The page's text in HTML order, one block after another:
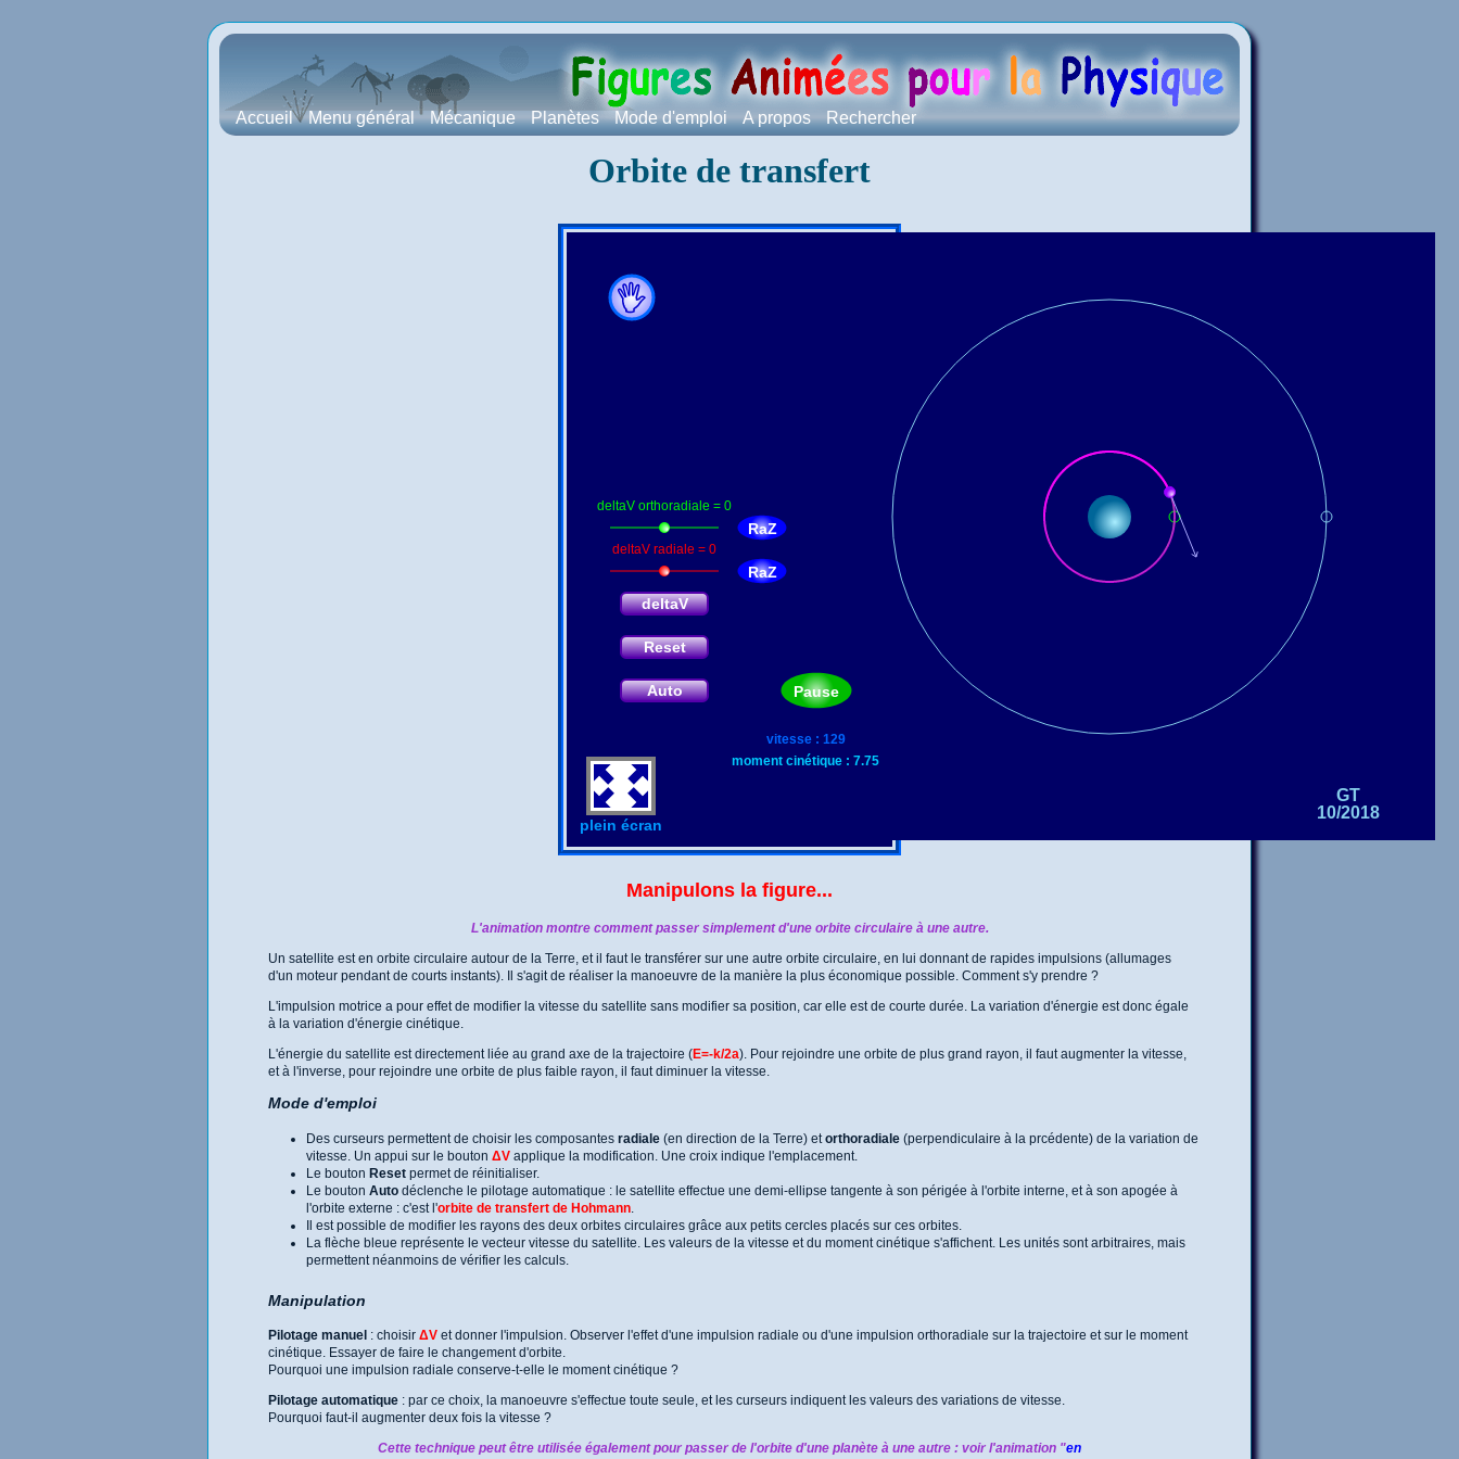
Accueil Menu général Mécanique Planètes Mode d'emploi A propos Rechercher
Orbite de transfert
Manipulons la figure...
L'animation montre comment passer simplement d'une orbite circulaire à une autre.
Un satellite est en orbite circulaire autour de la Terre, et il faut le transférer sur une autre orbite circulaire, en lui donnant de rapides impulsions (allumages
d'un moteur pendant de courts instants). Il s'agit de réaliser la manoeuvre de la manière la plus économique possible. Comment s'y prendre ?
L'impulsion motrice a pour effet de modifier la vitesse du satellite sans modifier sa position, car elle est de courte durée. La variation d'énergie est donc égale
à la variation d'énergie cinétique.
L'énergie du satellite est directement liée au grand axe de la trajectoire (E=-k/2a). Pour rejoindre une orbite de plus grand rayon, il faut augmenter la vitesse,
et à l'inverse, pour rejoindre une orbite de plus faible rayon, il faut diminuer la vitesse.
Mode d'emploi
Des curseurs permettent de choisir les composantes radiale (en direction de la Terre) et orthoradiale (perpendiculaire à la prcédente) de la variation de
vitesse. Un appui sur le bouton ΔV applique la modification. Une croix indique l'emplacement.
Le bouton Reset permet de réinitialiser.
Le bouton Auto déclenche le pilotage automatique : le satellite effectue une demi-ellipse tangente à son périgée à l'orbite interne, et à son apogée à
l'orbite externe : c'est l'orbite de transfert de Hohmann
Il est possible de modifier les rayons des deux orbites circulaires grâce aux petits cercles placés sur ces orbites.
La flèche bleue représente le vecteur vitesse du satellite. Les valeurs de la vitesse et du moment cinétique s'affichent. Les unités sont arbitraires, mais
permettent néanmoins de vérifier les calculs.
Manipulation
Pilotage manuel : choisir ΔV et donner l'impulsion. Observer l'effet d'une impulsion radiale ou d'une impulsion orthoradiale sur la trajectoire et sur le moment
cinétique. Essayer de faire le changement d'orbite.
Pourquoi une impulsion radiale conserve-t-elle le moment cinétique ?
Pilotage automatique : par ce choix, la manoeuvre s'effectue toute seule, et les curseurs indiquent les valeurs des variations de vitesse.
Pourquoi faut-il augmenter deux fois la vitesse ?
Cette technique peut être utilisée également pour passer de l'orbite d'une planète à une autre : voir l'animation "en